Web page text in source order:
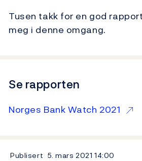
Tusen takk for en god
meg i denne omgang.
Se rapporten
Norges Bank Watch 2021
Publisert 5. mars 2021 14:00